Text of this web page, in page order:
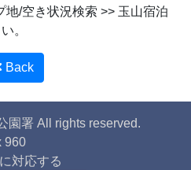
/空き状況検索 >> 玉山宿泊
。
Back
園署 All rights reserved.
960
対応する